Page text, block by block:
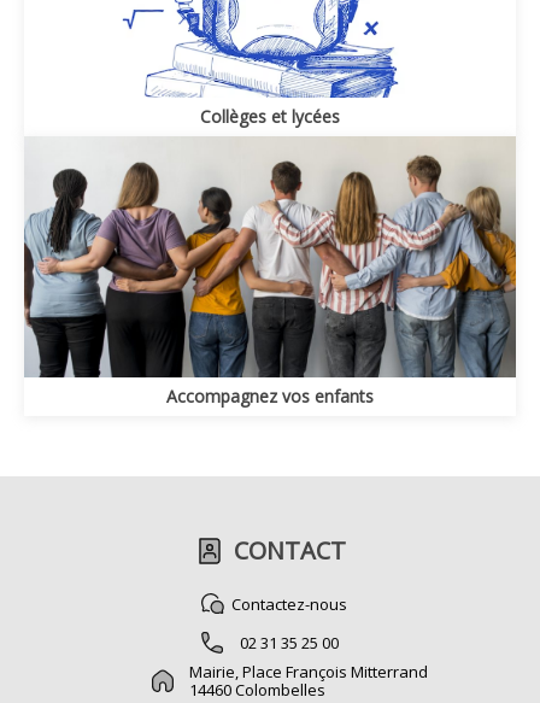
Collèges et lycées
Accompagnez vos enfants
CONTACT
Contactez-nous
02 31 35 25 00
Mairie, Place François Mitterrand
14460 Colombelles